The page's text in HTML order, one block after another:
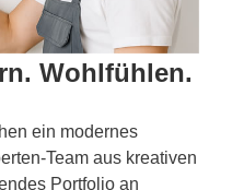
Wohlfühlen.
ein modernes
Team aus kreativen
Portfolio an